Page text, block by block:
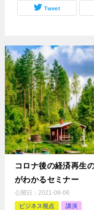
Tweet
コロナ後の経済再生
がわかるセミナー
公開日： 2021-08-06
ビジネス視点
講演